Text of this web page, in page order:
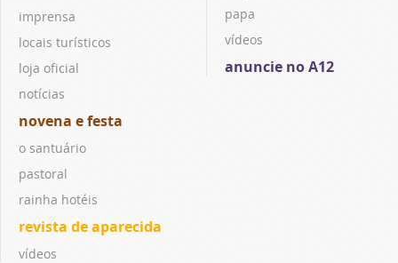
imprensa
locais turísticos
loja oficial
notícias
novena e festa
o santuário
pastoral
rainha hotéis
revista de aparecida
vídeos
papa
vídeos
anuncie no A12